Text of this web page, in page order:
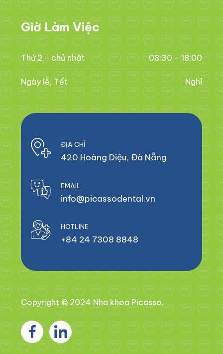
Giờ Làm Việc
Thứ 2 - chủ nhật 08:30 - 18:00
Ngày lễ, Tết Nghỉ
ĐỊA CHỈ
420 Hoàng Diệu, Đà Nẵng
EMAIL
info@picassodental.vn
HOTLINE
+84 24 7308 8848
Copyright © 2024 Nha khoa Picasso.